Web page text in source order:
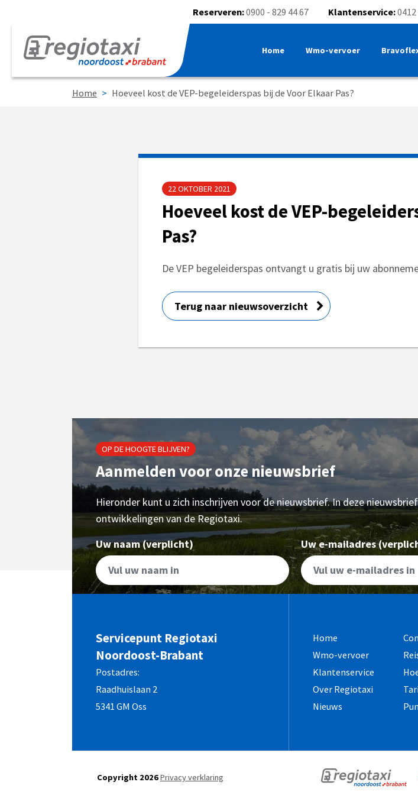
Reserveren:0900 - 829 44 67 Klantenservice:0412
Home Wmo-vervoer
Home > Hoeveel kost de VEP-begeleiderspas bij de Voor Elkaar Pas?
22 OKTOBER 2021
Hoeveel kost de VEP-
Pas?
De VEP begeleiderspas ontvangt u gratis bij uw
Terug naar nieuwsoverzicht
OP DE HOOGTE BLIJVEN?
Aanmelden voor onze nieuwsbrief
Hieronder kunt u zich inschrijven voor de nieuwsbrief. In deze
ontwikkelingen van de Regiotaxi.
Uw naam (verplicht)
Uw e-mailadres
Servicepunt Regiotaxi
Noordoost-Brabant
Postadres:
Raadhuislaan 2
5341 GM Oss
Home
Wmo-vervoer
Klantenservice
Over Regiotaxi
Nieuws
Copyright 2026Privacy verklaring